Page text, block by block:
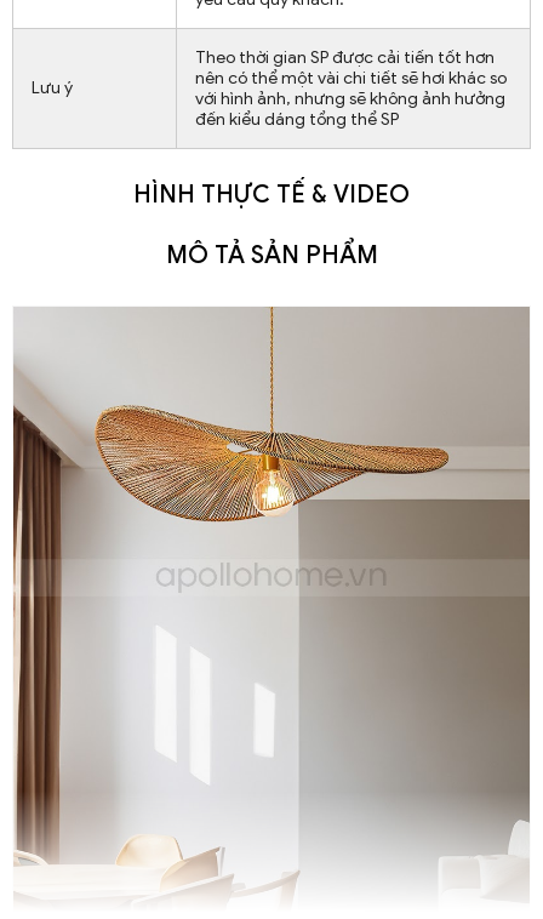
Lưu ý
Theo thời gian SP được cải tiến tốt hơn
nên có thể một vài chi tiết sẽ hơi khác so
với hình ảnh, nhưng sẽ không ảnh hưởng
đến kiểu dáng tổng thể SP
HÌNH THỰC TẾ & VIDEO
MÔ TẢ SẢN PHẨM